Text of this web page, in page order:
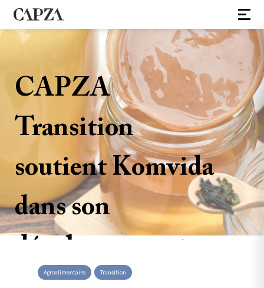
CAPZA
Transition
soutient Komvida
dans son
développement
Agroalimentaire Transition